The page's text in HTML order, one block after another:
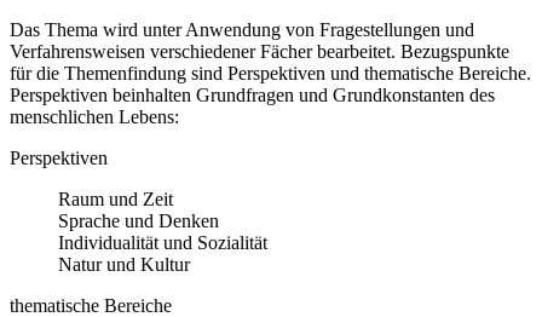
Das Thema wird unter Anwendung von Fragestellungen und
Verfahrensweisen verschiedener Fächer bearbeitet. Bezugspunkte
für die Themenfindung sind Perspektiven und thematische Bereiche.
Perspektiven beinhalten Grundfragen und Grundkonstanten des
menschlichen Lebens:
Perspektiven
Raum und Zeit
Sprache und Denken
Individualität und Sozialität
Natur und Kultur
thematische Bereiche